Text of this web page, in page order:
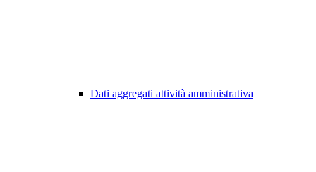
Dati aggregati attività amministrativa